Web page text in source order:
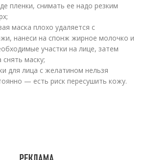
пленки, снимать ее надо резким
маска плохо удаляется с
нанеси на спонж жирное молочко и
участки на лице, затем
маску;
для лица с желатином нельзя
— есть риск пересушить кожу.